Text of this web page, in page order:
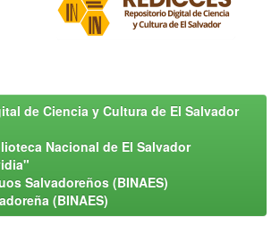
de Ciencia y Cultura de El Salvador
Nacional de El Salvador
Salvadoreños (BINAES)
(BINAES)